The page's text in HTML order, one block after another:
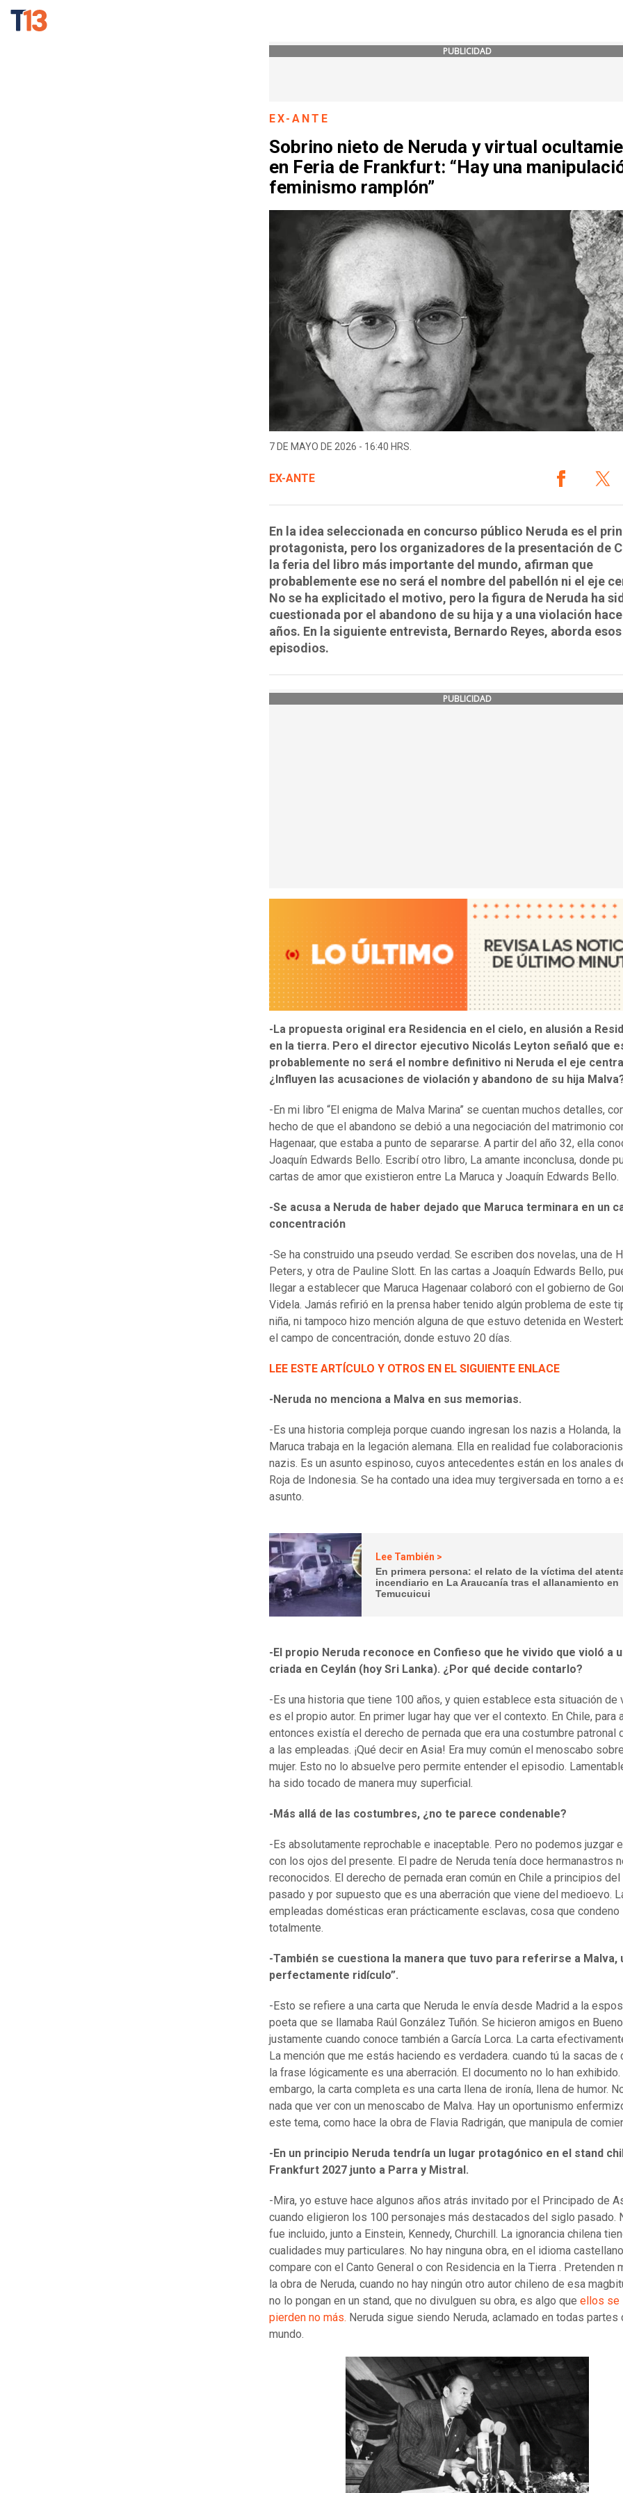
PUBLICIDAD
EX-ANTE
Sobrino nieto de Neruda y virtual
en Feria de Frankfurt: “Hay una
feminismo ramplón”
7 DE MAYO DE 2026 - 16:40 HRS.
EX-ANTE
En la idea seleccionada en concurso público Neruda es el
protagonista, pero los organizadores de la presentación de
la feria del libro más importante del mundo, afirman que
probablemente ese no será el nombre del pabellón ni el eje
No se ha explicitado el motivo, pero la figura de Neruda ha
cuestionada por el abandono de su hija y a una violación
años. En la siguiente entrevista, Bernardo Reyes, aborda
episodios.
PUBLICIDAD
-La propuesta original era Residencia en el cielo, en alusión a
en la tierra. Pero el director ejecutivo Nicolás Leyton señaló que
probablemente no será el nombre definitivo ni Neruda el eje
¿Influyen las acusaciones de violación y abandono de su hija
-En mi libro “El enigma de Malva Marina” se cuentan muchos detalles,
hecho de que el abandono se debió a una negociación del matrimonio
Hagenaar, que estaba a punto de separarse. A partir del año 32, ella
Joaquín Edwards Bello. Escribí otro libro, La amante inconclusa, donde
cartas de amor que existieron entre La Maruca y Joaquín Edwards Bello.
-Se acusa a Neruda de haber dejado que Maruca terminara en un
concentración
-Se ha construido una pseudo verdad. Se escriben dos novelas, una de
Peters, y otra de Pauline Slott. En las cartas a Joaquín Edwards Bello,
llegar a establecer que Maruca Hagenaar colaboró con el gobierno de
Videla. Jamás refirió en la prensa haber tenido algún problema de este
niña, ni tampoco hizo mención alguna de que estuvo detenida en
el campo de concentración, donde estuvo 20 días.
LEE ESTE ARTÍCULO Y OTROS EN EL SIGUIENTE ENLACE
-Neruda no menciona a Malva en sus memorias.
-Es una historia compleja porque cuando ingresan los nazis a Holanda,
Maruca trabaja en la legación alemana. Ella en realidad fue
nazis. Es un asunto espinoso, cuyos antecedentes están en los anales
Roja de Indonesia. Se ha contado una idea muy tergiversada en torno a
asunto.
Lee También >
En primera persona: el relato de la víctima del
incendiario en La Araucanía tras el allanamiento en
Temucuicui
-El propio Neruda reconoce en Confieso que he vivido que violó a
criada en Ceylán (hoy Sri Lanka). ¿Por qué decide contarlo?
-Es una historia que tiene 100 años, y quien establece esta situación de
es el propio autor. En primer lugar hay que ver el contexto. En Chile, para
entonces existía el derecho de pernada que era una costumbre patronal
a las empleadas. ¡Qué decir en Asia! Era muy común el menoscabo
mujer. Esto no lo absuelve pero permite entender el episodio.
ha sido tocado de manera muy superficial.
-Más allá de las costumbres, ¿no te parece condenable?
-Es absolutamente reprochable e inaceptable. Pero no podemos juzgar
con los ojos del presente. El padre de Neruda tenía doce hermanastros
reconocidos. El derecho de pernada eran común en Chile a principios
pasado y por supuesto que es una aberración que viene del medioevo.
empleadas domésticas eran prácticamente esclavas, cosa que condeno
totalmente.
-También se cuestiona la manera que tuvo para referirse a Malva,
perfectamente ridículo”.
-Esto se refiere a una carta que Neruda le envía desde Madrid a la
poeta que se llamaba Raúl González Tuñón. Se hicieron amigos en
justamente cuando conoce también a García Lorca. La carta
La mención que me estás haciendo es verdadera. cuando tú la sacas de
la frase lógicamente es una aberración. El documento no lo han exhibido.
embargo, la carta completa es una carta llena de ironía, llena de humor.
nada que ver con un menoscabo de Malva. Hay un oportunismo
este tema, como hace la obra de Flavia Radrigán, que manipula de
-En un principio Neruda tendría un lugar protagónico en el stand
Frankfurt 2027 junto a Parra y Mistral.
-Mira, yo estuve hace algunos años atrás invitado por el Principado de
cuando eligieron los 100 personajes más destacados del siglo pasado.
fue incluido, junto a Einstein, Kennedy, Churchill. La ignorancia chilena
cualidades muy particulares. No hay ninguna obra, en el idioma
compare con el Canto General o con Residencia en la Tierra . Pretenden
la obra de Neruda, cuando no hay ningún otro autor chileno de esa
no lo pongan en un stand, que no divulguen su obra, es algo que ellos se
pierden no más. Neruda sigue siendo Neruda, aclamado en todas partes
mundo.